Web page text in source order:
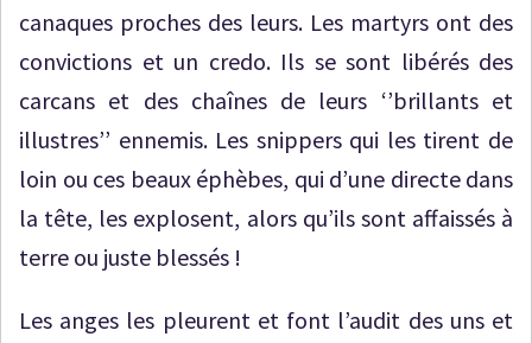
canaques proches des leurs. Les martyrs ont des
convictions et un credo. Ils se sont libérés des
carcans et des chaînes de leurs ‘’brillants et
illustres’’ ennemis. Les snippers qui les tirent de
loin ou ces beaux éphèbes, qui d’une directe dans
la tête, les explosent, alors qu’ils sont affaissés à
terre ou juste blessés !
Les anges les pleurent et font l’audit des uns et